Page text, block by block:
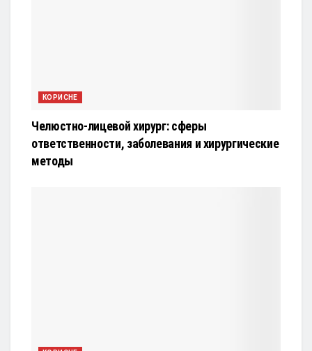
КОРИСНЕ
Челюстно-лицевой хирург: сферы
ответственности, заболевания и хирургические
методы